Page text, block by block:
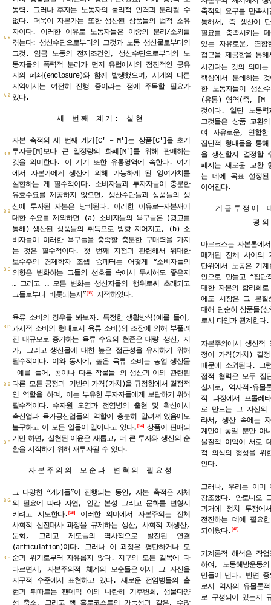
ＡＹ
ＡＺ
ＢＡ
ＢＢ
ＢＣ
ＢＤ
ＢＥ
ＢＦ
ＢＧ
ＢＨ
동력. 그러나 후자는 노동자의 물리적 인격과 분리될 수
없다. 더욱이 자본가는 또한 생산된 상품들의 법적 소유
자이다. 이러한 이유로 노동자들은 이중의 분리/소외를
겪는다: 생산수단으로부터의 그것과 노동 생산물로부터의
그것. 임금 노동의 전제조건인, 생산수단으로부터의 노
동자들의 폭력적 분리가 먼저 유럽에서의 점진적인 공유
지의 폐쇄(enclosure)와 함께 발생했으며, 세계의 다른
지역에서는 여전히 진행 중이라는 점에 주목할 필요가
있다.
세 번째 계기: 실현
자본 축적의 세 번째 계기[C′ – M′]는 상품[C′]을 초기
투자금[M]보다 큰 일정량의 화폐[M′]를 위해 판매하는
것을 의미한다. 이 계기 또한 유통영역에 속한다. 여기
에서 자본가에게 생산에 의해 가능하게 된 잉여가치를
실현하는 게 필수적이다. 소비자들과 투자자들이 충분한
유효수요를 제공하지 않으면, 생산수단들과 상품들의 생
산에 투자된 자본은 낭비된다. 이러한 이유로─자본재에
대한 수요를 제외하면─(a) 소비자들의 욕구들은 (광고를
통해) 생산된 상품들의 취득으로 방향 지어지고, (b) 소
비자들이 이러한 욕구들을 충족할 충분한 구매력을 가지
는 것은 필수적이다. 첫 번째 지점과 관련해서 위대한
보수주의 경제학자 조셉 슘페터는 어떻게 “소비자들의
의향은 변화하는 그들의 선호들 속에서 무시해도 좋은지
… 그리고 … 모든 변화는 생산자들의 행위로써 초래되고
그들로부터 비롯되는지” 13 지적하였다.
육류 소비의 경우를 봐보자. 특정한 생활방식(예를 들어,
과시적 소비의 형태로서 육류 소비)의 조장에 의해 부풀려
진 대규모로 증가하는 육류 수요의 현존은 대량 생산, 저
가, 그리고 생산물에 대한 높은 접근성을 유지하기 위해
필수적이다. 이와 동시에, 높은 육류 소비는 농업 생산물
─예를 들어, 콩이나 다른 작물들─의 생산과 이와 관련된
다른 모든 공정과 기반의 가격(가치)을 규정함에서 결정적
인 역할을 하며, 이는 부유한 투자자들에게 보답하기 위해
필수적이다. 수자원 오염과 전염병의 출현 및 확산에서
축산업과 육가공산업들의 역할이 충분히 알려져 있음에도
불구하고 이 모든 일들이 일어나고 있다. 14 상품이
판매되
기만 하면, 실현된 이윤은 새롭고, 더 큰 투자와 생산의 순
환을 시작하기 위해 재투자될 수 있다.
자본주의의 모순과 변혁의 필요성
그 다양한 “계기들”이 진행되는 동안, 자본 축적은 자체
의 필요에 따라 자연, 인간 본성 그리고 문화를 변형시
키려고 시도한다. 15
이러한 의미에서 자본주의는 전체
사회적 신진대사 과정을 규제하는 생산, 사회적 재생산,
문화, 그리고 제도들의 역사적으로 발전된 연결
(articulation)이다. 그러나 이 과정은 평탄하거나 모
순과 위기로부터 자유롭지 않다. 지구의 모든 길목에 다
다르면서, 자본주의적 체계의 모순들은 이제 그 자신을
지구적 수준에서 표현하고 있다. 새로운 전염병들의 출
현과 뒤따르는 팬데믹─이와 나란히 기후변화, 생물다양
성 축소, 그리고 핵 홀로코스트의 가능성과 같은, 수많
축적의 요구를 만족
통해서, 즉 생산이
필요를 충족시키는
있는 자유로운, 연합
접근을 제공함을 통
시킨다는 것의 의미
핵심에서 분쇄하는
한 노동자들이 생산
(유통) 영역(즉, [M
것이다. 일단 노동
그것들은 상품 교환
여 자유로운, 연합
집단적 형태들을 통
을 생산할지 결정할
폐지는 새로운 교환
는 데에 목표 설정
이어진다.
계급투쟁에
광
마르크스는 자본론에서
매개된 전체 사이의
단위에서 노동은 기
인으로 만들고 “집단
대한 자본의 합리화
에도 시장은 그 본질
대해 단순히 상품들(
로서 타인과 관계한다.
자본주의에서 생산적
정이 가격(가치) 결
때문에 소외된다. 그
접적 협력은 모두 집
실제로, 역사적-유물
적 과정에서 프롤레
로 만드는 그 자신의
라서, 생산 속에는
계만이 놓일 뿐만 아
물질적 이익이 서로
적 의식의 형성을 위
인다.
그러나, 우리는 이미
강조했다. 안토니오
과거에 정치 투쟁에
전진하는 데에 필요
되어왔다. 42
기계론적 해석은 작
하여, 노동해방운동
만들어 낸다. 반면
로서 역사의 유물론
로 구성되어 있는지